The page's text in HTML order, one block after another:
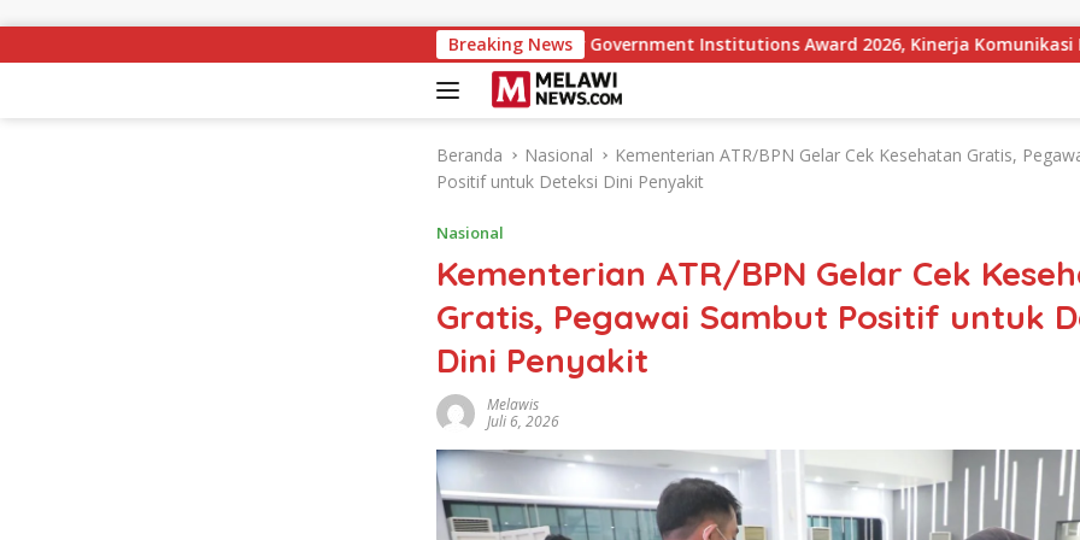
Breaking News
Raih Popular Government Institutions Award 2026, Kinerja Komunikasi Publik Kementerian
Beranda Nasional
Kementerian ATR/BPN Gelar Cek Kesehatan Gratis,
Positif untuk Deteksi Dini Penyakit
Nasional
Kementerian ATR/BPN Gelar Cek
Gratis, Pegawai Sambut Positif untuk
Dini Penyakit
Melawis
Juli 6, 2026